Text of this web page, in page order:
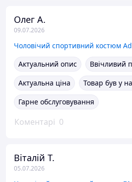
Олег А.
09.07.2026
Актуальний опис
Ввічливий
Актуальна ціна
Товар був у
Гарне обслуговування
Коментарі 0
Віталій Т.
05.07.2026